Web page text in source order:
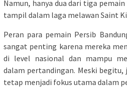
Namun, hanya dua dari tiga
tampil dalam laga melawan Saint
Peran para pemain Persib
sangat penting karena mereka
di level nasional dan mampu
dalam pertandingan. Meski
tetap menjadi fokus utama dalam